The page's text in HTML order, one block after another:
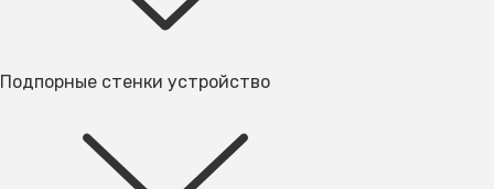
Подпорные стенки устройство